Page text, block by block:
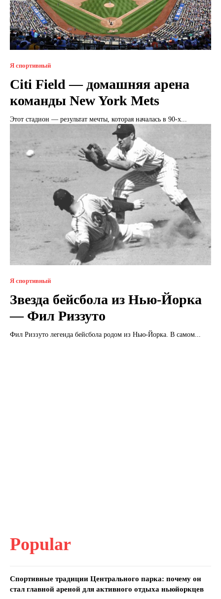
Я спортивный
Citi Field — домашняя арена
команды New York Mets
Этот стадион — результат мечты, которая началась в 90-х...
Я спортивный
Звезда бейсбола из Нью-Йорка
— Фил Риззуто
Фил Риззуто легенда бейсбола родом из Нью-Йорка. В самом...
Popular
Спортивные традиции Центрального парка: почему он
стал главной ареной для активного отдыха ньюйоркцев